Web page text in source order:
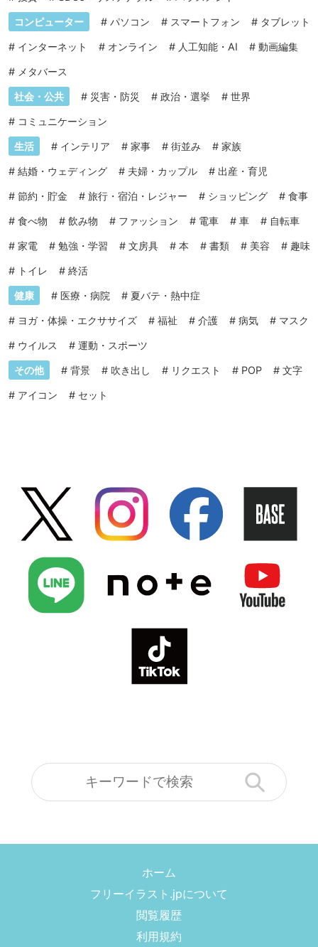
コンピューター # パソコン # スマートフォン # タブレット
# インターネット # オンライン # 人工知能・AI # 動画編集
# メタバース
社会・公共 # 災害・防災 # 政治・選挙 # 世界
# コミュニケーション
生活 # インテリア # 家事 # 街並み # 家族
# 結婚・ウェディング # 夫婦・カップル # 出産・育児
# 節約・貯金 # 旅行・宿泊・レジャー # ショッピング # 食事
# 食べ物 # 飲み物 # ファッション # 電車 # 車 # 自転車
# 家電 # 勉強・学習 # 文房具 # 本 # 書類 # 美容 # 趣味
# トイレ # 終活
健康 # 医療・病院 # 夏バテ・熱中症
# ヨガ・体操・エクササイズ # 福祉 # 介護 # 病気 # マスク
# ウイルス # 運動・スポーツ
その他 # 背景 # 吹き出し # リクエスト # POP # 文字
# アイコン # セット
ホーム
フリーイラスト.jpについて
閲覧履歴
利用規約